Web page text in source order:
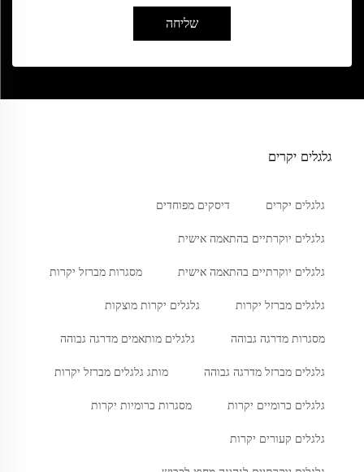
שליחה
גלגלים יקרים
גלגלים יקרים דיסקים מפוחדים
גלגלים יוקרתיים בהתאמה אישית
גלגלים יוקרתיים בהתאמה אישית מסגרות מברזל יקרות
גלגלים מברזל יקרות גלגלים יקרות מוצקות
מסגרות מדרגה גבוהה גלגלים מותאמים מדרגה גבוהה
גלגלים מברזל מדרגה גבוהה מותג גלגלים מברזל יקרות
גלגלים כרומיים יקרות מסגרות כרומיות יקרות
גלגלים קעורים יקרות